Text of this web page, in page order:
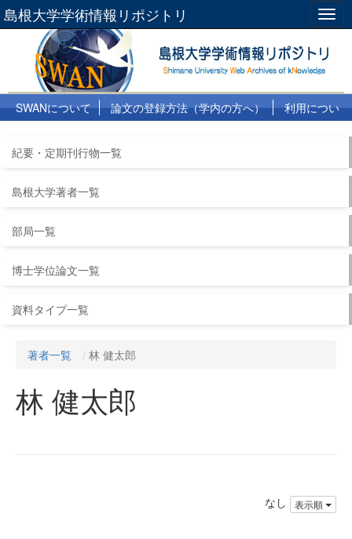
島根大学学術情報リポジトリ
SWANについて 論文の登録方法（学内の方へ）
利用につい
紀要・定期刊行物一覧
島根大学著者一覧
部局一覧
博士学位論文一覧
資料タイプ一覧
著者一覧 林 健太郎
林 健太郎
なし 表示順